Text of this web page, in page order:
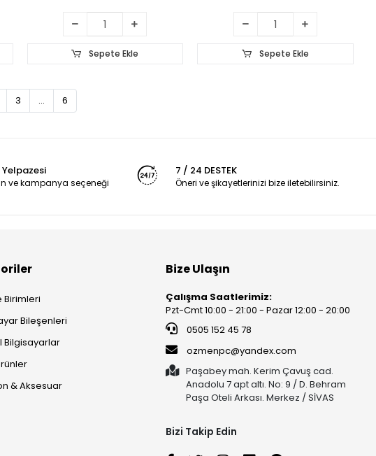
Sepete Ekle Sepete Ekle
3 ... 6
Yelpazesi
ve kampanya seçeneği
7 / 24 DESTEK
Öneri ve şikayetlerinizi bize iletebilirsiniz.
Birimleri
Bileşenleri
Bilgisayarlar
& Aksesuar
Bize Ulaşın
Çalışma Saatlerimiz:
Pzt-Cmt 10:00 - 21:00 - Pazar 12:00 - 20:00
0505 152 45 78
ozmenpc@yandex.com
Paşabey mah. Kerim Çavuş cad.
Anadolu 7 apt altı. No: 9 / D. Behram
Paşa Oteli Arkası. Merkez / SİVAS
Bizi Takip Edin